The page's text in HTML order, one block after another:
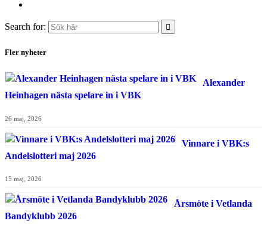
Search for:
Fler nyheter
Alexander
Heinhagen nästa spelare in i VBK
26 maj, 2026
Vinnare i VBK:s
Andelslotteri maj 2026
15 maj, 2026
Årsmöte i Vetlanda
Bandyklubb 2026